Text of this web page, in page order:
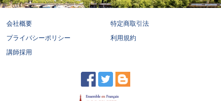
会社概要
特定商取引法
プライバシーポリシー
利用規約
講師採用